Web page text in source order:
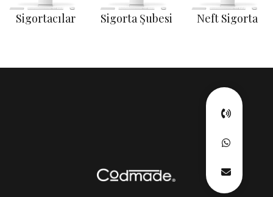
Sigortacılar Sigorta Şubesi Neft Sigorta